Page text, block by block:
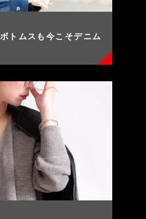
トムスも今こそデニム